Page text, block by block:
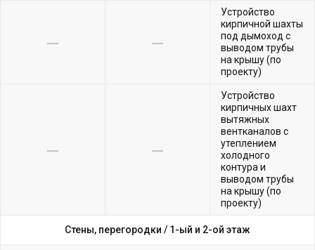
Устройство
кирпичной шахты
под дымоход с
выводом трубы
на крышу (по
проекту)
Устройство
кирпичных шахт
вытяжных
вентканалов с
утеплением
холодного
контура и
выводом трубы
на крышу (по
проекту)
Стены, перегородки / 1-ый и 2-ой этаж